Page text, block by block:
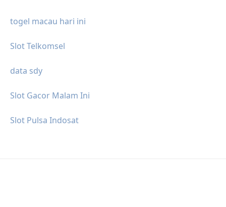
togel macau hari ini
Slot Telkomsel
data sdy
Slot Gacor Malam Ini
Slot Pulsa Indosat